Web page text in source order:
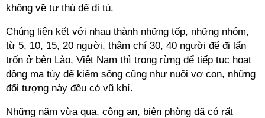
không về tự thú để đi tù.
Chúng liên kết với nhau thành những tốp, những nhóm,
từ 5, 10, 15, 20 người, thậm chí 30, 40 người để đi lẩn
trốn ở bên Lào, Việt Nam thì trong rừng để tiếp tục hoạt
động ma túy để kiếm sống cũng như nuôi vợ con, những
đối tượng này đều có vũ khí.
Những năm vừa qua, công an, biên phòng đã có rất